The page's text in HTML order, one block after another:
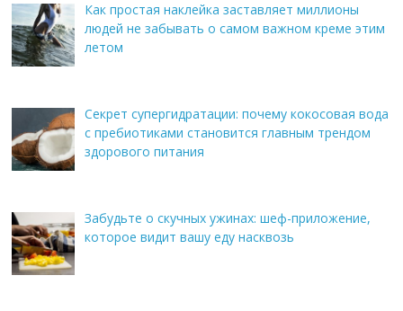
Как простая наклейка заставляет миллионы
людей не забывать о самом важном креме этим
летом
Секрет супергидратации: почему кокосовая вода
с пребиотиками становится главным трендом
здорового питания
Забудьте о скучных ужинах: шеф-приложение,
которое видит вашу еду насквозь